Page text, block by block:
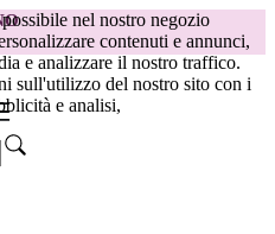
nel nostro negozio
contenuti e annunci,
e analizzare il nostro traffico.
sull'utilizzo del nostro sito con i
e analisi,